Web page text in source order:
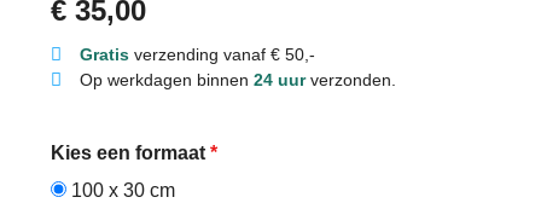
€ 35,00
Gratisverzending vanaf € 50,-
Op werkdagen binnen 24 uurverzonden.
Kies een formaat *
100 x 30 cm